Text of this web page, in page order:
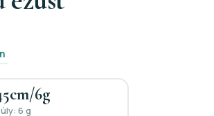
6g
6 g